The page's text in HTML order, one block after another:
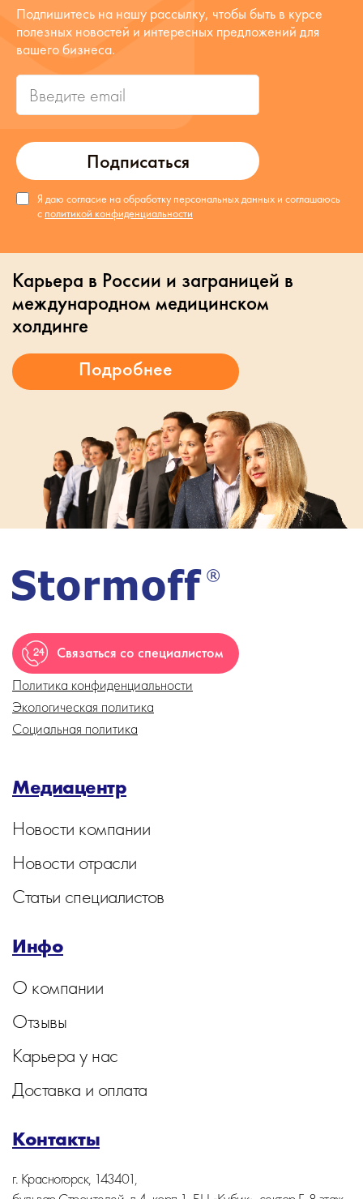
Подписаться
Подпишитесь на нашу рассылку, чтобы быть в курсе
полезных новостей и интересных предложений для
вашего бизнеса.
Я даю согласие на обработку персональных данных и соглашаюсь
с политикой конфиденциальности
Карьера в России и заграницей в
международном медицинском
холдинге
Связаться со специалистом
Политика конфиденциальности
Экологическая политика
Социальная политика
Медиацентр
Новости компании
Новости отрасли
Статьи специалистов
Инфо
О компании
Отзывы
Карьера у нас
Доставка и оплата
Контакты
г. Красногорск, 143401,